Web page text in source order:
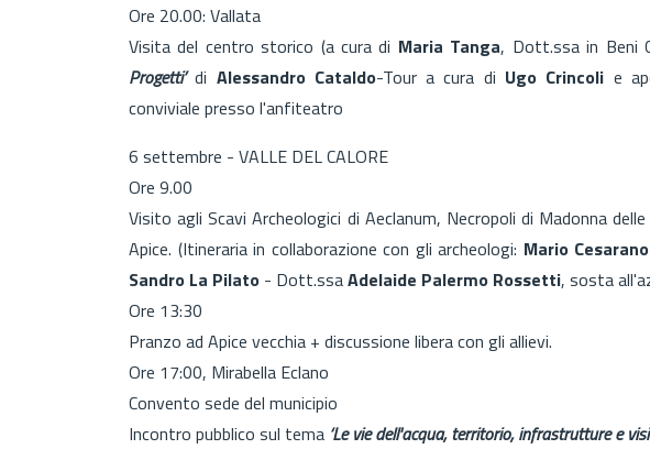
Ore 20.00: Vallata
Visita del centro storico (a cura di Maria Tanga, Dott.ssa in Beni
Progetti’di Alessandro Cataldo-Tour a cura di Ugo Crincoli e
conviviale presso l'anfiteatro
6 settembre - VALLE DEL CALORE
Ore 9.00
Visito agli Scavi Archeologici di Aeclanum, Necropoli di Madonna
Apice. (Itineraria in collaborazione con gli archeologi: Mario Cesarano
Sandro La Pilato - Dott.ssaAdelaide Palermo Rossetti, sosta
Ore 13:30
Pranzo ad Apice vecchia + discussione libera con gli allievi.
Ore 17:00, Mirabella Eclano
Convento sede del municipio
Incontro pubblico sul tema ‘Le vie dell'acqua, territorio, infrastrutture e